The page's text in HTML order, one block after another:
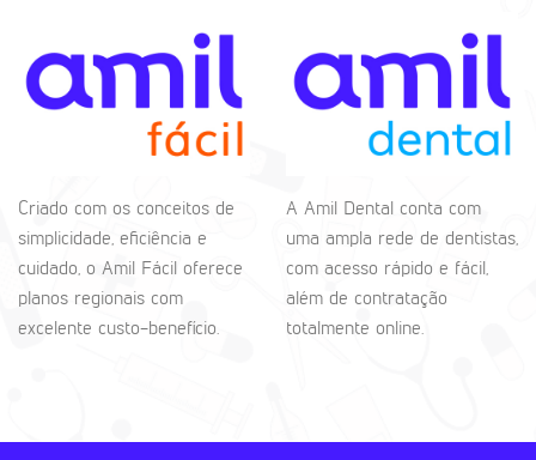
Criado com os conceitos de
simplicidade, eficiência e
cuidado, o Amil Fácil oferece
planos regionais com
excelente custo-benefício.
A Amil Dental conta com
uma ampla rede de dentistas,
com acesso rápido e fácil,
além de contratação
totalmente online.